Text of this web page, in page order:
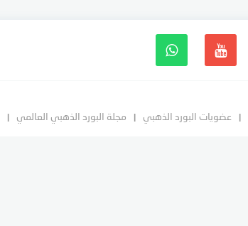
عضويات البورد الذهبي مجلة البورد الذهبي العالمي